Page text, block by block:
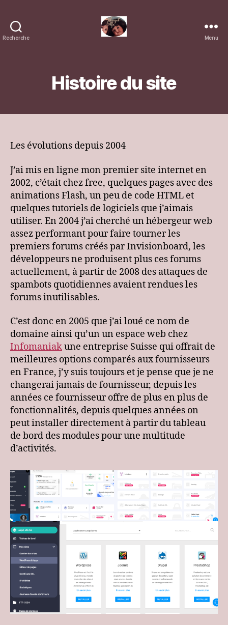
Recherche
Elfe
Menu
Histoire du site
Les évolutions depuis 2004
J’ai mis en ligne mon premier site internet en
2002, c’était chez free, quelques pages avec des
animations Flash, un peu de code HTML et
quelques tutoriels de logiciels que j’aimais
utiliser. En 2004 j’ai cherché un hébergeur web
assez performant pour faire tourner les
premiers forums créés par Invisionboard, les
développeurs ne produisent plus ces forums
actuellement, à partir de 2008 des attaques de
spambots quotidiennes avaient rendues les
forums inutilisables.
C’est donc en 2005 que j’ai loué ce nom de
domaine ainsi qu’un un espace web chez
Infomaniakune entreprise Suisse qui offrait de
meilleures options comparés aux fournisseurs
en France, j’y suis toujours et je pense que je ne
changerai jamais de fournisseur, depuis les
années ce fournisseur offre de plus en plus de
fonctionnalités, depuis quelques années on
peut installer directement à partir du tableau
de bord des modules pour une multitude
d’activités.